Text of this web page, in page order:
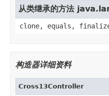
从类继承的方法
clone, equals,
构造器详细资料
Cross13Controller